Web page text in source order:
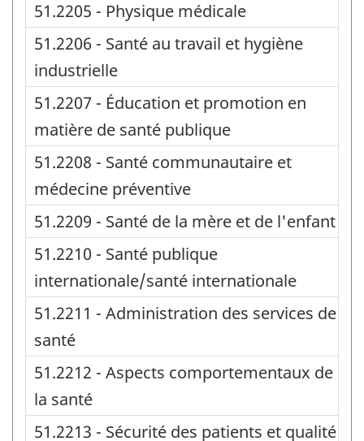
51.2205 - Physique médicale
51.2206 - Santé au travail et hygiène
industrielle
51.2207 - Éducation et promotion en
matière de santé publique
51.2208 - Santé communautaire et
médecine préventive
51.2209 - Santé de la mère et de l'enfant
51.2210 - Santé publique
internationale/santé internationale
51.2211 - Administration des services de
santé
51.2212 - Aspects comportementaux de
la santé
51.2213 - Sécurité des patients et qualité